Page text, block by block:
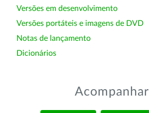
Versões em desenvolvimento
Versões portáteis e imagens de DVD
Notas de lançamento
Dicionários
Acompanhar